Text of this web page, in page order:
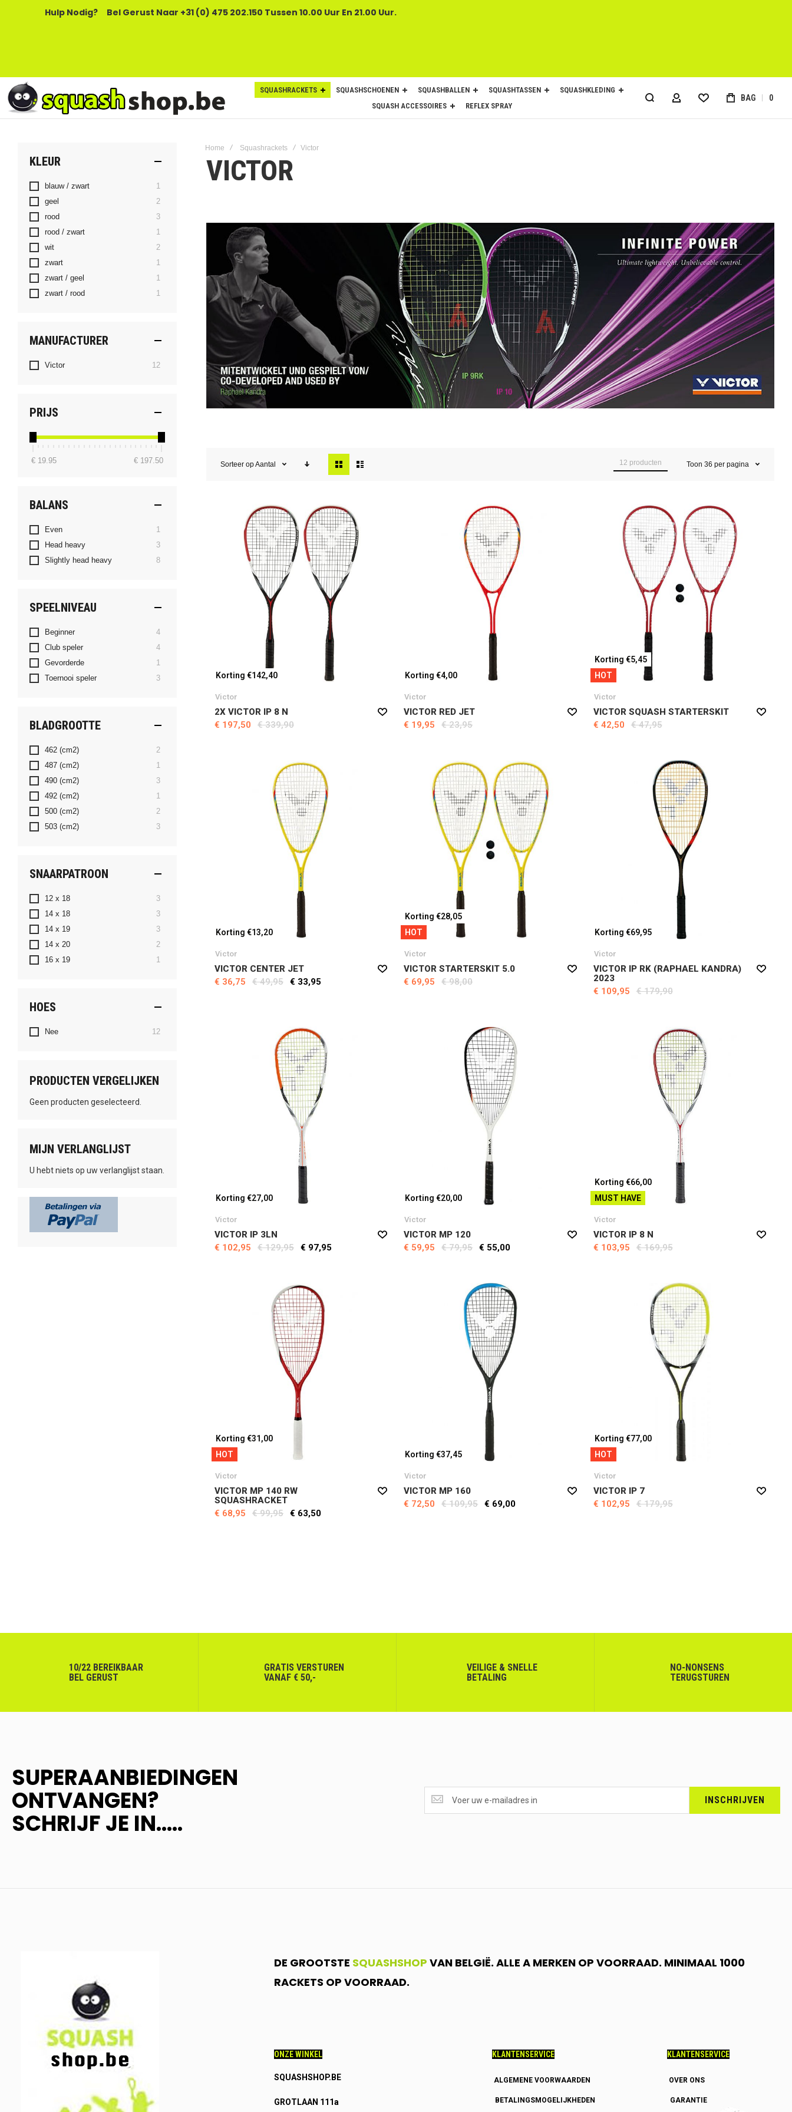
Hulp Nodig? Bel Gerust Naar +31 (0) 475 202.150 Tussen 10.00 Uur En 21.00 Uur.
SQUASHRACKETS SQUASHSCHOENEN SQUASHBALLEN SQUASHTASSEN
SQUASHKLEDING
SQUASH ACCESSOIRES
REFLEX SPRAY ACCOUNT BAG 0
Home Squashrackets Victor
VICTOR
Sorteer opAantal
als
12 producten Toon 36 per pagina
Korting €142,40
Victor
2X VICTOR IP 8 N
€ 197,50
€ 339,90
Korting €4,00
Victor
VICTOR RED JET
€ 19,95
€ 23,95
Korting €5,45
HOT
Victor
VICTOR SQUASH STARTERSKIT
€ 42,50
€ 47,95
Korting €13,20
Victor
VICTOR CENTER JET
€ 36,75
€ 49,95 € 33,95
Korting €28,05
HOT
Victor
VICTOR STARTERSKIT 5.0
€ 69,95
€ 98,00
Korting €69,95
Victor
VICTOR IP RK (RAPHAEL KANDRA)
2023
€ 109,95
€ 179,90
Korting €27,00
Victor
VICTOR IP 3LN
€ 102,95
€ 129,95 € 97,95
Korting €20,00
Victor
VICTOR MP 120
€ 59,95
€ 79,95 € 55,00
Korting €66,00
MUST HAVE
Victor
VICTOR IP 8 N
€ 103,95
€ 169,95
Korting €31,00
HOT
Victor
VICTOR MP 140 RW
SQUASHRACKET
€ 68,95
€ 99,95 € 63,50
Korting €37,45
Victor
VICTOR MP 160
€ 72,50
€ 109,95 € 69,00
Korting €77,00
HOT
Victor
VICTOR IP 7
€ 102,95
€ 179,95
KLEUR
blauw / zwart 1
geel
2producten
rood
3producten
rood / zwart
1
wit
2producten
zwart
1
zwart / geel
1
zwart / rood
1
MANUFACTURER
Victor 12producten
PRIJS
€ 19.95 € 197.50
BALANS
Even 1
Head heavy
3producten
Slightly head heavy
8producten
SPEELNIVEAU
Beginner 4producten
Club speler
4producten
Gevorderde
1
Toernooi speler
3producten
BLADGROOTTE
462 (cm2) 2producten
487 (cm2)
1
490 (cm2)
3producten
492 (cm2)
1
500 (cm2)
2producten
503 (cm2)
3producten
SNAARPATROON
12 x 18 3producten
14 x 18
3producten
14 x 19
3producten
14 x 20
2producten
16 x 19
1
HOES
Nee 12producten
PRODUCTEN VERGELIJKEN
Geen producten geselecteerd.
MIJN VERLANGLIJST
U hebt niets op uw verlanglijst staan.
10/22 BEREIKBAAR
BEL GERUST
GRATIS VERSTUREN
VANAF € 50,-
VEILIGE & SNELLE
BETALING
NO-NONSENS
TERUGSTUREN
SUPERAANBIEDINGEN
ONTVANGEN?
SCHRIJF JE IN.....
ONTVANGEN?
<br>SCHRIJF
INSCHRIJVEN
DE GROOTSTE SQUASHSHOP VAN BELGIË. ALLE A MERKEN OP VOORRAAD. MINIMAAL 1000
RACKETS OP VOORRAAD.
ONZE WINKEL
SQUASHSHOP.BE
GROTLAAN 111a
KLANTENSERVICE
ALGEMENE VOORWAARDEN
BETALINGSMOGELIJKHEDEN
KLANTENSERVICE
OVER ONS
GARANTIE